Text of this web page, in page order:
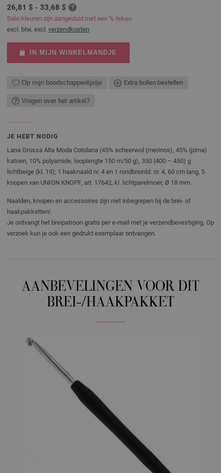
26,81 $ - 33,68 $
Sale-kleuren zijn aangeduid met een %-teken
excl. btw, excl. verzendkosten
IN MIJN WINKELMANDJE
Op mijn boodschappenlijstje Extra bollen bestellen
Vragen over het artikel?
JE HEBT NODIG
Lana Grossa Alta Moda Cotolana (45% scheerwol (merinos), 45% (pima)
katoen, 10% polyamide, looplengte 150 m/50 g), 350 (400 – 450) g
lichtbeige (kl. 19); 1 haaknaald nr. 4 en 1 rondbreinld. nr. 4, 60 cm lang, 5
knopen van UNION KNOPF, art. 17642, kl. lichtparelmoer, Ø 18 mm.
Naalden, knopen en accessoires zijn niet inbegrepen bij de brei- of
haakpakketten!
Je ontvangt het breipatroon gratis per e-mail met je verzendbevestiging. Op
verzoek kun je ook een gedrukt exemplaar ontvangen.
AANBEVELINGEN VOOR DIT
BREI-/HAAKPAKKET